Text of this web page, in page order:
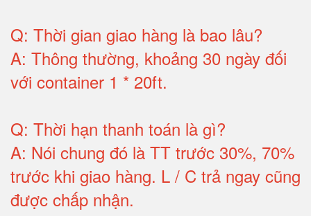
Q: Thời gian giao hàng là bao lâu?
A: Thông thường, khoảng 30 ngày đối
với container 1 * 20ft.
Q: Thời hạn thanh toán là gì?
A: Nói chung đó là TT trước 30%, 70%
trước khi giao hàng. L / C trả ngay cũng
được chấp nhận.